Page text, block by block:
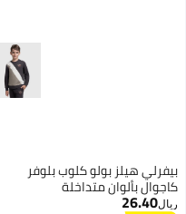
بيفرلي هيلز بولو كلوب بلوفر
كاجوال بألوان متداخلة
ريال26.40